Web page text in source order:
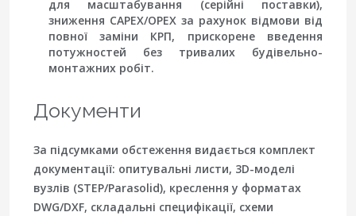
для масштабування (серійні поставки),
зниження CAPEX/OPEX за рахунок відмови від
повної заміни КРП, прискорене введення
потужностей без тривалих будівельно-
монтажних робіт.
Документи
За підсумками обстеження видається комплект
документації: опитувальні листи, 3D-моделі
вузлів (STEP/Parasolid), креслення у форматах
DWG/DXF, складальні специфікації, схеми